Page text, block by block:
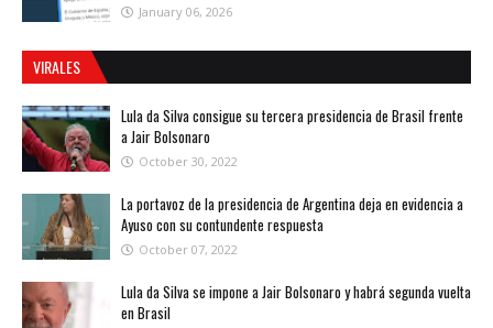
January 06, 2026
VIRALES
Lula da Silva consigue su tercera presidencia de Brasil frente
a Jair Bolsonaro
October 30, 2022
La portavoz de la presidencia de Argentina deja en evidencia a
Ayuso con su contundente respuesta
October 07, 2022
Lula da Silva se impone a Jair Bolsonaro y habrá segunda vuelta
en Brasil